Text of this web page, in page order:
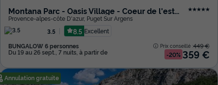
Montana Parc - Oasis Village - Coeur de l'estérel ★★★★★
Provence-alpes-côte D'azur, Puget Sur Argens
3.5
8.5 Excellent
BUNGALOW 6 personnes
Du 19 au 26 sept., 7 nuits, à partir de
Prix conseillé :449 €
-20% 359 €
Annulation gratuite